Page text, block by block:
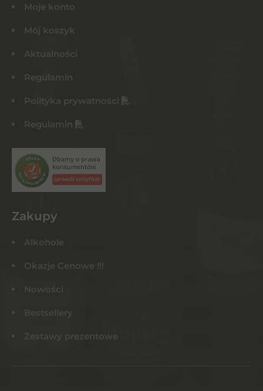
Moje konto
Mój koszyk
Aktualności
Regulamin
Polityka prywatności
Regulamin
Zakupy
Alkohole
Okazje Cenowe !!!
Nowości
Bestsellery
Zestawy prezentowe